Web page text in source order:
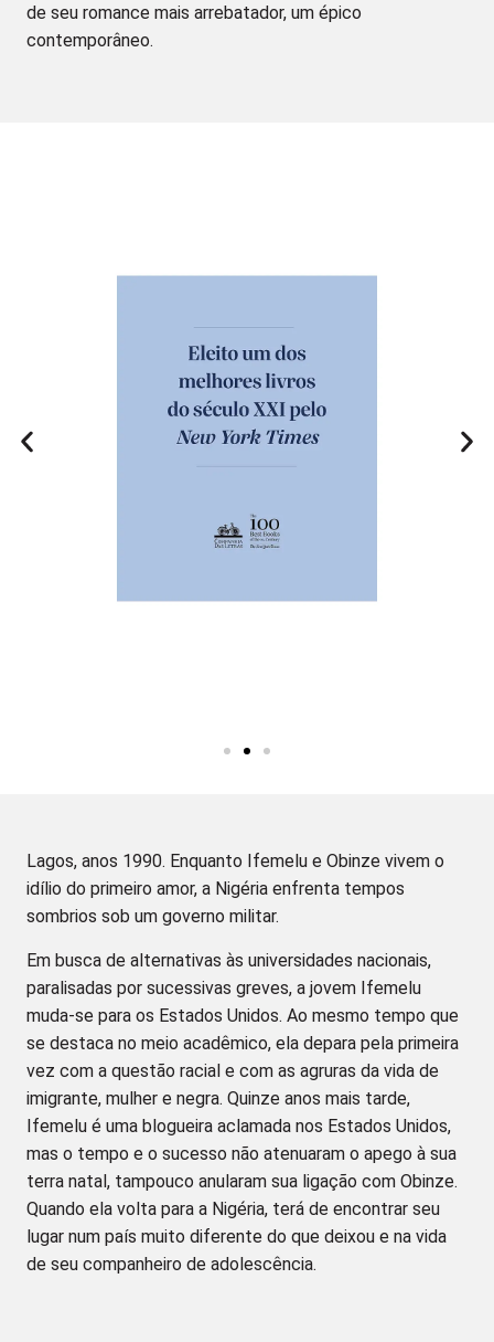
de seu romance mais arrebatador, um épico
contemporâneo.
Lagos, anos 1990. Enquanto Ifemelu e Obinze vivem o
idílio do primeiro amor, a Nigéria enfrenta tempos
sombrios sob um governo militar.
Em busca de alternativas às universidades nacionais,
paralisadas por sucessivas greves, a jovem Ifemelu
muda-se para os Estados Unidos. Ao mesmo tempo que
se destaca no meio acadêmico, ela depara pela primeira
vez com a questão racial e com as agruras da vida de
imigrante, mulher e negra. Quinze anos mais tarde,
Ifemelu é uma blogueira aclamada nos Estados Unidos,
mas o tempo e o sucesso não atenuaram o apego à sua
terra natal, tampouco anularam sua ligação com Obinze.
Quando ela volta para a Nigéria, terá de encontrar seu
lugar num país muito diferente do que deixou e na vida
de seu companheiro de adolescência.